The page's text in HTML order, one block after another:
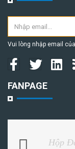
Vui lòng nhập email
FANPAGE
Hộp